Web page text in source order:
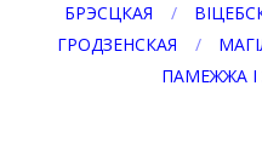
БРЭСЦКАЯ
ГРОДЗЕНСКАЯ
ПАМЕЖЖА